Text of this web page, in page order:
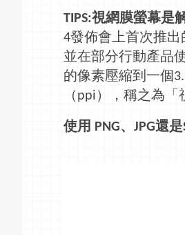
TIPS:視網膜螢幕是
4發佈會上首次推出
並在部分行動產品
的像素壓縮到一個
（ ppi ），稱之為「
使用 PNG、 JPG還是